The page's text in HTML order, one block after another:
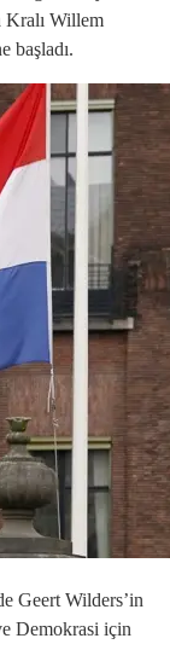
Kralı Willem
başladı.
Geert Wilders’in
Demokrasi için